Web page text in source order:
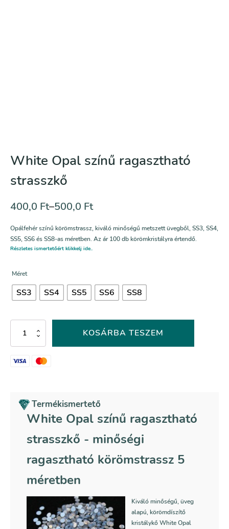
White Opal színű ragasztható
strasszkő
400,0 Ft–500,0 Ft
Opálfehér színű körömstrassz, kiváló minőségű metszett üvegből, SS3, SS4,
SS5, SS6 és SS8-as méretben. Az ár 100 db körömkristályra értendő.
Részletes ismertetőért klikkelj ide..
Méret
SS3 SS4 SS5 SS6 SS8
White
színű
ragasztható
KOSÁRBA TESZEM
Termékismertető
White Opal színű ragasztható
strasszkő - minőségi
ragasztható körömstrassz 5
méretben
Kiváló minőségű, üveg
alapú, körömdíszítő
kristálykő White Opal